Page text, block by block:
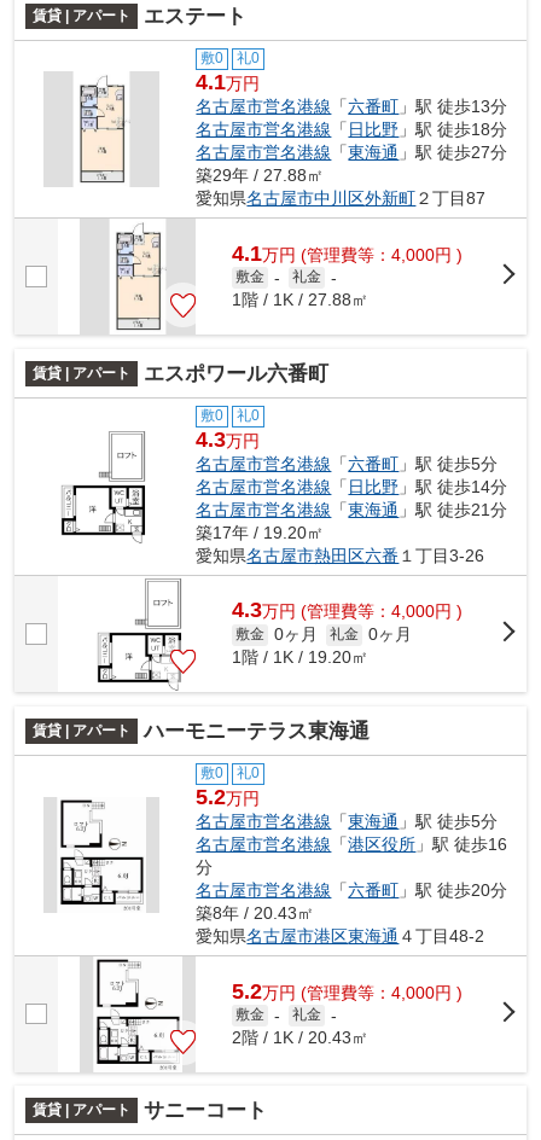
賃貸 | アパート エステート
敷0 礼0
4.1万円
名古屋市営名港線 「六番町 」駅 徒歩13分
名古屋市営名港線 「 日比野 」駅 徒歩18分
名古屋市営名港線 「東海通 」駅 徒歩27分
築29年 / 27.88㎡
愛知県名古屋市中川区外新町２丁目87
4.1万円 (管理費等：4,000円 )
敷金 - 礼金 -
1階 / 1K / 27.88㎡
賃貸 | アパート エスポワール六番町
敷0 礼0
4.3万円
名古屋市営名港線 「六番町 」駅 徒歩5分
名古屋市営名港線 「 日比野 」駅 徒歩14分
名古屋市営名港線 「東海通 」駅 徒歩21分
築17年 / 19.20㎡
愛知県名古屋市熱田区六番 １丁目3-26
4.3万円 (管理費等：4,000円 )
敷金 0ヶ月 礼金 0ヶ月
1階 / 1K / 19.20㎡
賃貸 | アパート ハーモニーテラス東海通
敷0 礼0
5.2万円
名古屋市営名港線 「東海通 」駅 徒歩5分
名古屋市営名港線 「港区役所 」駅 徒歩16
分
名古屋市営名港線 「六番町 」駅 徒歩20分
築8年 / 20.43㎡
愛知県名古屋市港区東海通 ４丁目48-2
5.2万円 (管理費等：4,000円 )
敷金 - 礼金 -
2階 / 1K / 20.43㎡
賃貸 | アパート サニーコート